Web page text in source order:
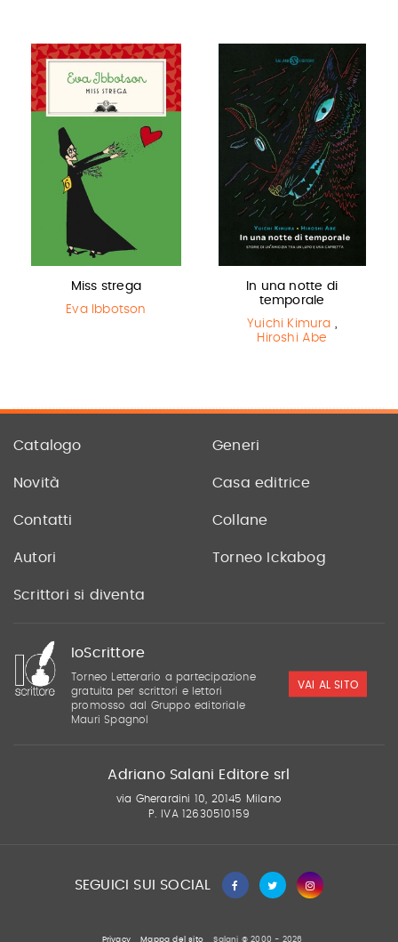
Miss strega
Eva Ibbotson
In una notte di
temporale
Yuichi Kimura ,
Hiroshi Abe
Catalogo Generi
Novità Casa editrice
Contatti Collane
Autori Torneo Ickabog
Scrittori si diventa
IoScrittore
Torneo Letterario a partecipazione
gratuita per scrittori e lettori
promosso dal Gruppo editoriale
Mauri Spagnol
VAI AL SITO
Adriano Salani Editore srl
via Gherardini 10, 20145 Milano
P. IVA 12630510159
SEGUICI SUI SOCIAL
Privacy Mappa del sito Salani © 2000 - 2026